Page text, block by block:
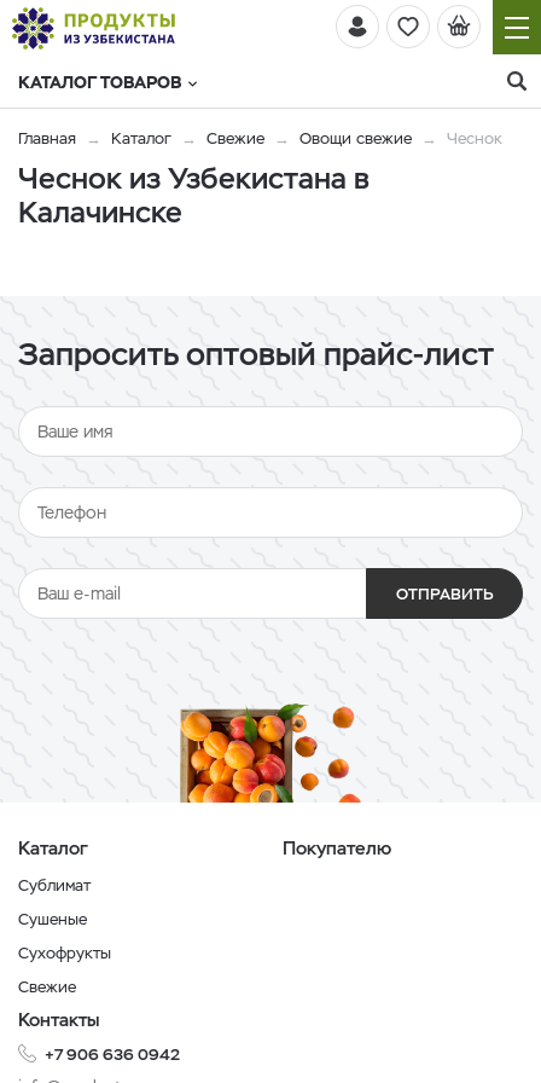
КАТАЛОГ ТОВАРОВ
Главная Каталог Свежие Овощи свежие Чеснок
Чеснок из Узбекистана в
Калачинске
Запросить оптовый прайс-лист
ОТПРАВИТЬ
Каталог
Сублимат
Сушеные
Сухофрукты
Свежие
Покупателю
Контакты
+7 906 636 0942